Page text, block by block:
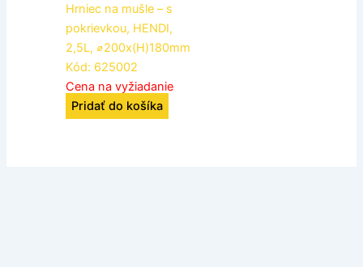
Hrniec na mušle – s
pokrievkou, HENDI,
2,5L, ⌀200x(H)180mm
Kód: 625002
Cena na vyžiadanie
Pridať do košíka